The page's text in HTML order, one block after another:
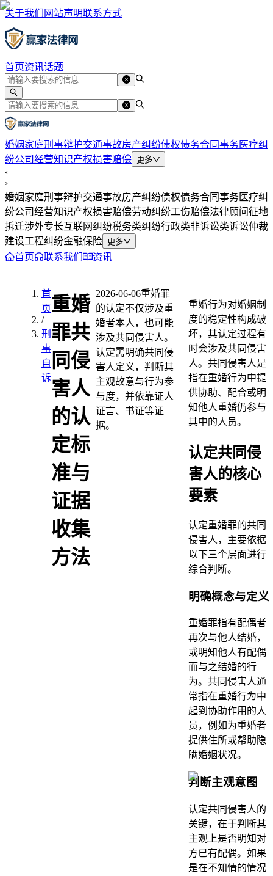
关于我们 网站声明联系方式
首页资讯话题
婚姻家庭刑事辩护交通事故房产纠纷债权债务合同事务医疗纠
纷公司经营知识产权损害赔偿 更多
‹
›
婚姻家庭刑事辩护交通事故房产纠纷债权债务合同事务医疗纠
纷公司经营知识产权损害赔偿劳动纠纷工伤赔偿法律顾问征地
拆迁涉外专长互联网纠纷税务类纠纷行政类非诉讼类诉讼仲裁
建设工程纠纷金融保险 更多
首页 联系我们 资讯
首
页
/
刑
事
自
诉
重婚
罪共
同侵
害人
的认
定标
准与
证据
收集
方法
2026-06-06重婚罪
的认定不仅涉及重
婚者本人，也可能
涉及共同侵害人。
认定需明确共同侵
害人定义，判断其
主观故意与行为参
与度，并依靠证人
证言、书证等证
据。
重婚行为对婚姻制
度的稳定性构成破
坏，其认定过程有
时会涉及共同侵害
人。共同侵害人是
指在重婚行为中提
供协助、配合或明
知他人重婚仍参与
其中的人员。
认定共同侵
害人的核心
要素
认定重婚罪的共同
侵害人，主要依据
以下三个层面进行
综合判断。
明确概念与定义
重婚罪指有配偶者
再次与他人结婚，
或明知他人有配偶
而与之结婚的行
为。共同侵害人通
常指在重婚行为中
起到协助作用的人
员，例如为重婚者
提供住所或帮助隐
瞒婚姻状况。
判断主观意图
认定共同侵害人的
关键，在于判断其
主观上是否明知对
方已有配偶。如果
是在不知情的情况